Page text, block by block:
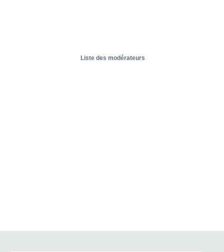
Liste des modérateurs